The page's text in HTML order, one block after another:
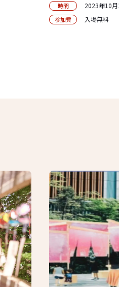
時間 2023年10
参加費 入場無料